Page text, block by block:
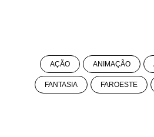
AÇÃO ANIMAÇÃO
FANTASIA FAROESTE